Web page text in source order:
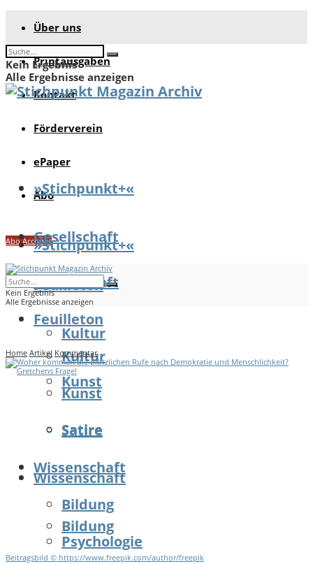
Über uns
Printausgaben
Kontakt
Förderverein
ePaper
Abo
Abo Account
Kein Ergebnis
Alle Ergebnisse anzeigen
»Stichpunkt+«
Gesellschaft
Feuilleton
Kultur
Kunst
Satire
Wissenschaft
Bildung
»Stichpunkt+«
Gesellschaft
Feuilleton
Kultur
Kunst
Satire
Wissenschaft
Bildung
Psychologie
Kein Ergebnis
Alle Ergebnisse anzeigen
Home Artikel Kommentar
Beitragsbild © https://www.freepik.com/author/freepik